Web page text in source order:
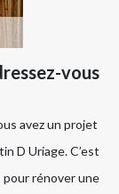
vous
avez un projet
D Uriage. C’est
rénover une